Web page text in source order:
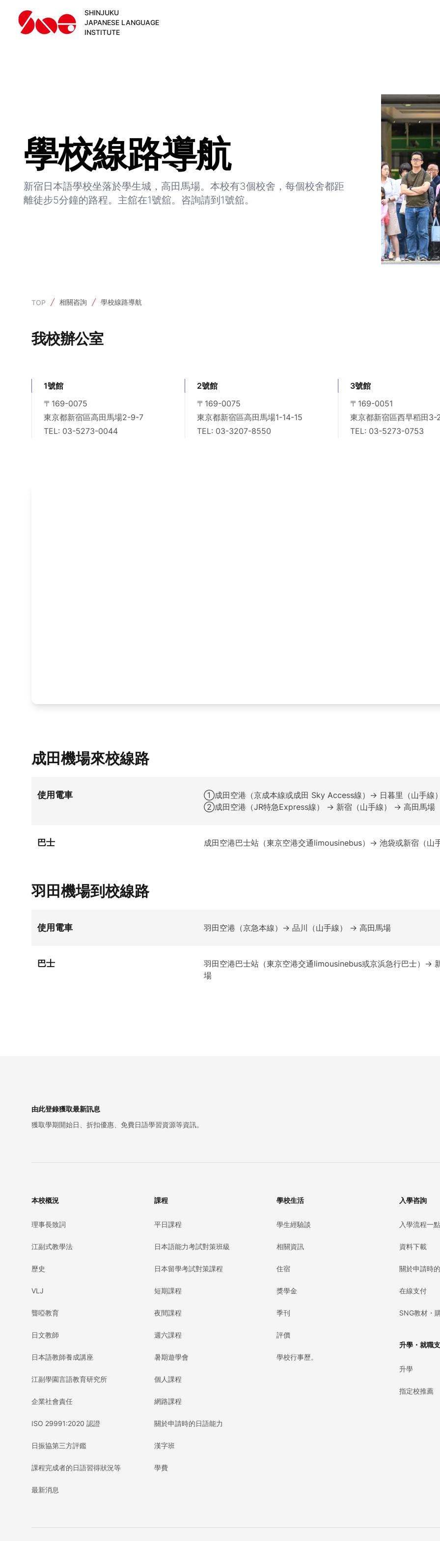
SHINJUKU
JAPANESE LANGUAGE
INSTITUTE
學校線路導航
新宿日本語學校坐落於學生城，高田馬場。本校有3個校舍，每個校舍都距
離徒步5分鐘的路程。主舘在1號舘。咨詢請到1號舘。
TOP 相關咨詢 學校線路導航
我校辦公室
1號館
〒169-0075
東京都新宿區高田馬場2-9-7
TEL: 03-5273-0044
2號館
〒169-0075
東京都新宿區高田馬場1-14-15
TEL: 03-3207-8550
3號館
〒169-0051
東京都新宿區西早稻田3-
TEL: 03-5273-0753
成田機場來校線路
使用電車
①成田空港（京成本線或成田 Sky Access線）→ 日暮里（山手線
②成田空港（JR特急Express線） → 新宿（山手線） → 高田馬場
巴士 成田空港巴士站（東京空港交通limousinebus）→ 池袋或新宿（山
羽田機場到校線路
使用電車 羽田空港（京急本線）→ 品川（山手線） → 高田馬場
巴士
羽田空港巴士站（東京空港交通limousinebus或京浜急行巴士）→
場
由此登錄獲取最新訊息
獲取學期開始日、折扣優惠、免費日語學習資源等資訊。
本校概況
理事長致詞
江副式教學法
歷史
VLJ
聾啞教育
日文教師
日本語教師養成講座
江副學園言語教育研究所
企業社會責任
ISO 29991:2020 認證
日振協第三方評鑑
課程完成者的日語習得狀況等
最新消息
課程
平日課程
日本語能力考試對策班級
日本留學考試對策課程
短期課程
夜間課程
週六課程
暑期遊學會
個人課程
網路課程
關於申請時的日語能力
漢字班
學費
學校生活
學生經驗談
相關資訊
住宿
獎學金
季刊
評價
學校行事歷。
入學咨詢
入學流程一
資料下載
關於申請時
在線支付
SNG教材・
升學・就職
升學
指定校推薦